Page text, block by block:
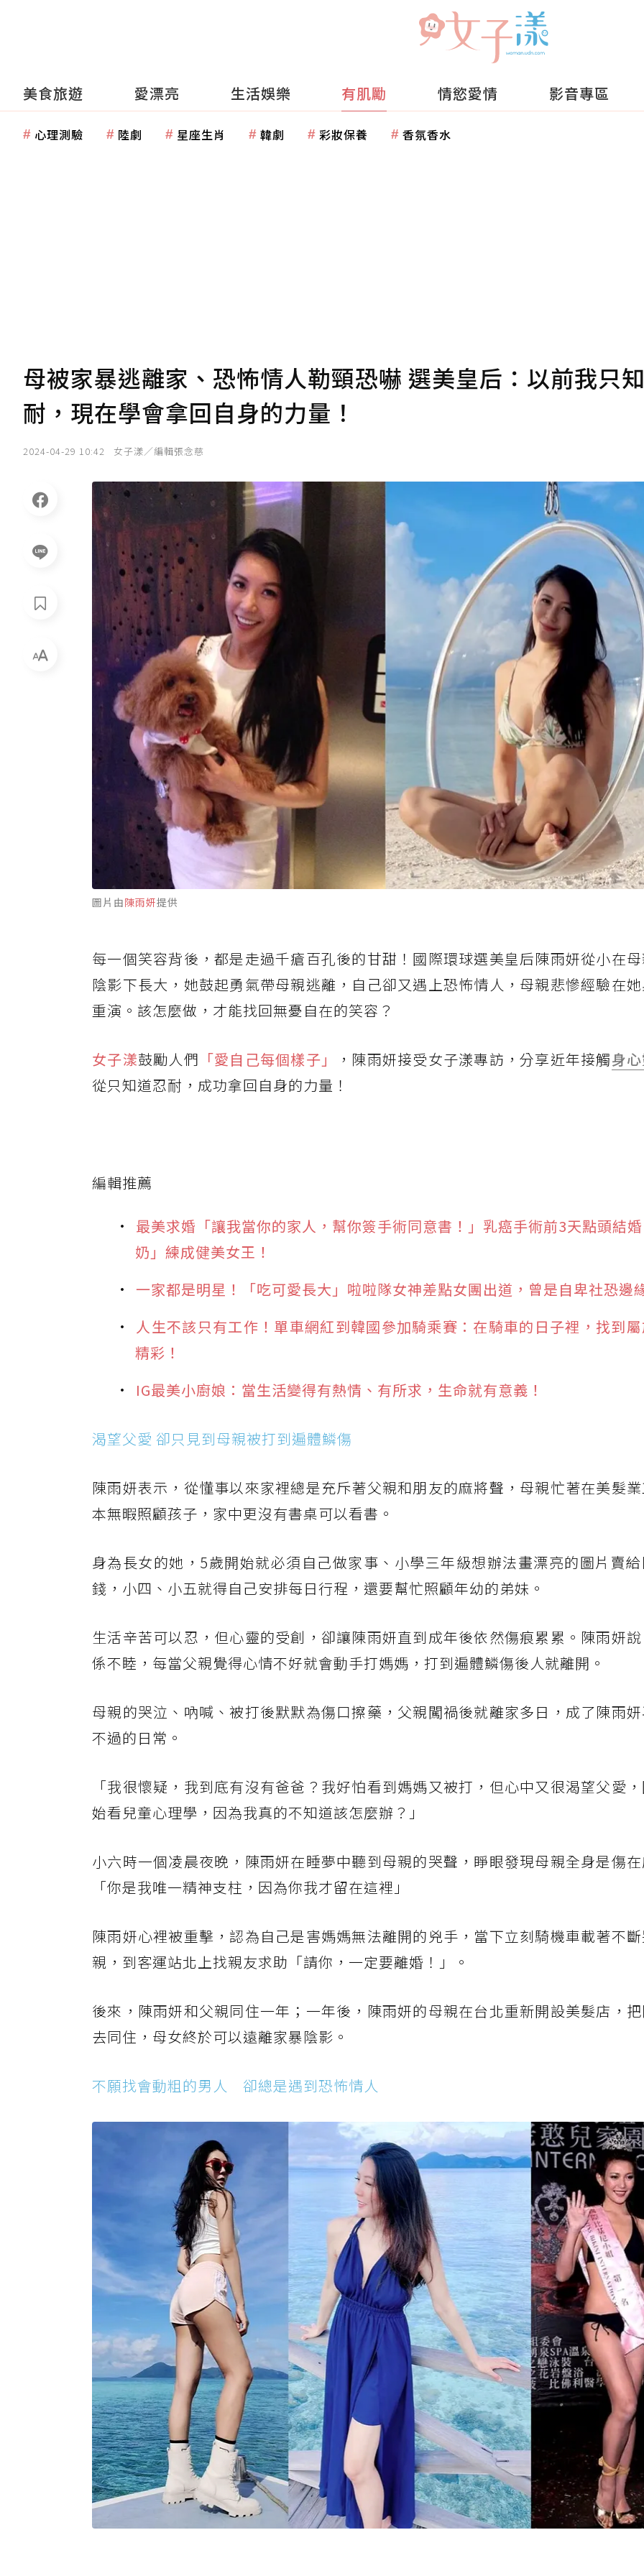
美食旅遊 愛漂亮 生活娛樂 有肌勵 情慾愛情 影音專區
心理測驗 陸劇 星座生肖 韓劇 彩妝保養 香氛香水
母被家暴逃離家、恐怖情人勒頸恐嚇 選美皇后：以前我只
耐，現在學會拿回自身的力量！
2024-04-29 10:42 女子漾／編輯張念慈
圖片由陳雨妍提供
每一個笑容背後，都是走過千瘡百孔後的甘甜！國際環球選美皇后陳雨妍從小在
陰影下長大，她鼓起勇氣帶母親逃離，自己卻又遇上恐怖情人，母親悲慘經驗在
重演。該怎麼做，才能找回無憂自在的笑容？
女子漾鼓勵人們 「愛自己每個樣子」 ，陳雨妍接受女子漾專訪，分享近年接觸身
從只知道忍耐，成功拿回自身的力量！
編輯推薦
最美求婚「讓我當你的家人，幫你簽手術同意書！」乳癌手術前3天點頭結
奶」練成健美女王！
一家都是明星！「吃可愛長大」啦啦隊女神差點女團出道，曾是自卑社恐邊
人生不該只有工作！單車網紅到韓國參加騎乘賽：在騎車的日子裡，找到
精彩！
IG最美小廚娘：當生活變得有熱情、有所求，生命就有意義！
渴望父愛 卻只見到母親被打到遍體鱗傷
陳雨妍表示，從懂事以來家裡總是充斥著父親和朋友的麻將聲，母親忙著在美髮
本無暇照顧孩子，家中更沒有書桌可以看書。
身為長女的她，5歲開始就必須自己做家事、小學三年級想辦法畫漂亮的圖片賣
錢，小四、小五就得自己安排每日行程，還要幫忙照顧年幼的弟妹。
生活辛苦可以忍，但心靈的受創，卻讓陳雨妍直到成年後依然傷痕累累。陳雨妍
係不睦，每當父親覺得心情不好就會動手打媽媽，打到遍體鱗傷後人就離開。
母親的哭泣、吶喊、被打後默默為傷口擦藥，父親闖禍後就離家多日，成了陳雨
不過的日常。
「我很懷疑，我到底有沒有爸爸？我好怕看到媽媽又被打，但心中又很渴望父愛
始看兒童心理學，因為我真的不知道該怎麼辦？」
小六時一個凌晨夜晚，陳雨妍在睡夢中聽到母親的哭聲，睜眼發現母親全身是傷
「你是我唯一精神支柱，因為你我才留在這裡」
陳雨妍心裡被重擊，認為自己是害媽媽無法離開的兇手，當下立刻騎機車載著不
親，到客運站北上找親友求助「請你，一定要離婚！」。
後來，陳雨妍和父親同住一年；一年後，陳雨妍的母親在台北重新開設美髮店，
去同住，母女終於可以遠離家暴陰影。
不願找會動粗的男人 卻總是遇到恐怖情人